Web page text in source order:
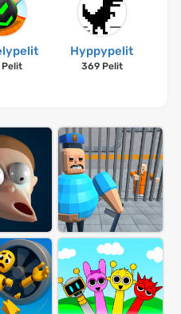
Pelit
Hyppypelit
369 Pelit